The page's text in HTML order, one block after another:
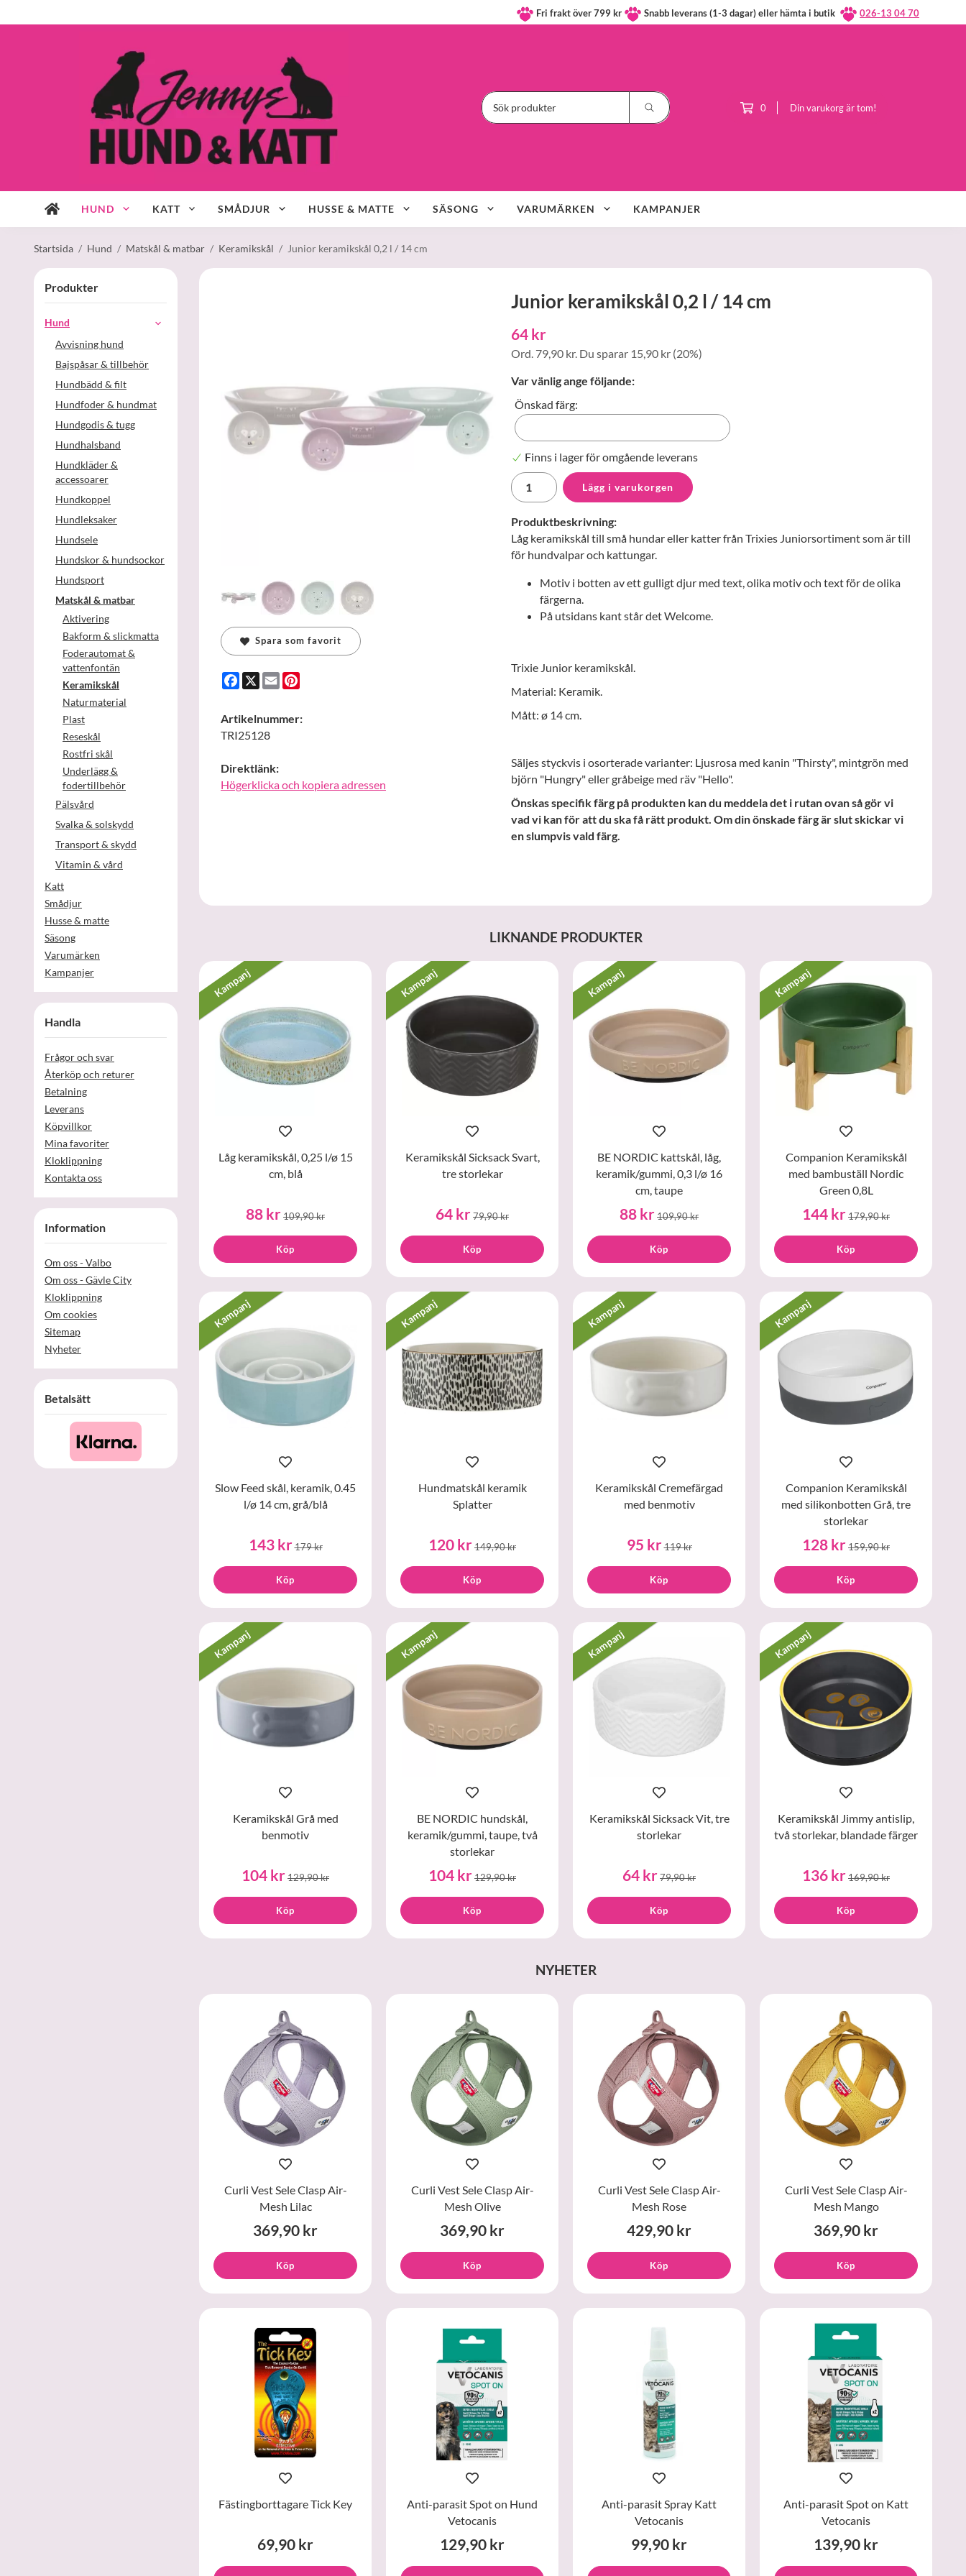
Fri frakt över 799 kr Snabb leverans (1-3 dagar) eller hämta i butik 026-13 04 70
0 Din varukorg är tom!
HUND KATT SMÅDJUR HUSSE & MATTE SÄSONG VARUMÄRKEN KAMPANJER
Startsida / Hund / Matskål & matbar / Keramikskål / Junior keramikskål 0,2 l / 14 cm
Produkter
Hund
Avvisning hund
Bajspåsar & tillbehör
Hundbädd & filt
Hundfoder & hundmat
Hundgodis & tugg
Hundhalsband
Hundkläder &
accessoarer
Hundkoppel
Hundleksaker
Hundsele
Hundskor & hundsockor
Hundsport
Matskål & matbar
Aktivering
Bakform & slickmatta
Foderautomat &
vattenfontän
Keramikskål
Naturmaterial
Plast
Reseskål
Rostfri skål
Underlägg &
fodertillbehör
Pälsvård
Svalka & solskydd
Transport & skydd
Vitamin & vård
Katt
Smådjur
Husse & matte
Säsong
Varumärken
Kampanjer
Handla
Frågor och svar
Återköp och returer
Betalning
Leverans
Köpvillkor
Mina favoriter
Kloklippning
Kontakta oss
Information
Om oss - Valbo
Om oss - Gävle City
Kloklippning
Om cookies
Sitemap
Nyheter
Betalsätt
Junior keramikskål 0,2 l / 14 cm
64 kr
Ord. 79,90 kr. Du sparar 15,90 kr (20%)
Var vänlig ange följande:
Önskad färg:
Finns i lager för omgående leverans
Lägg i varukorgen
Produktbeskrivning:
Låg keramikskål till små hundar eller katter från Trixies Juniorsortiment som är till
för hundvalpar och kattungar.
Motiv i botten av ett gulligt djur med text, olika motiv och text för de olika
färgerna.
På utsidans kant står det Welcome.
Trixie Junior keramikskål.
Material: Keramik.
Mått: ø 14 cm.
Säljes styckvis i osorterade varianter: Ljusrosa med kanin "Thirsty", mintgrön med
björn "Hungry" eller gråbeige med räv "Hello".
Önskas specifik färg på produkten kan du meddela det i rutan ovan så gör vi
vad vi kan för att du ska få rätt produkt. Om din önskade färg är slut skickar vi
en slumpvis vald färg.
Spara som favorit
Facebook
X Email
Artikelnummer:
TRI25128
Direktlänk:
Högerklicka och kopiera adressen
LIKNANDE PRODUKTER
Kampanj
Låg keramikskål, 0,25 l/ø 15
cm, blå
88 kr109,90 kr
Köp
Kampanj
Keramikskål Sicksack Svart,
tre storlekar
64 kr79,90 kr
Köp
Kampanj
BE NORDIC kattskål, låg,
keramik/gummi, 0,3 l/ø 16
cm, taupe
88 kr109,90 kr
Köp
Kampanj
Companion Keramikskål
med bambuställ Nordic
Green 0,8L
144 kr179,90 kr
Köp
Kampanj
Slow Feed skål, keramik, 0.45
l/ø 14 cm, grå/blå
143 kr179 kr
Köp
Kampanj
Hundmatskål keramik
Splatter
120 kr149,90 kr
Köp
Kampanj
Keramikskål Cremefärgad
med benmotiv
95 kr119 kr
Köp
Kampanj
Companion Keramikskål
med silikonbotten Grå, tre
storlekar
128 kr159,90 kr
Köp
Kampanj
Keramikskål Grå med
benmotiv
104 kr129,90 kr
Köp
Kampanj
BE NORDIC hundskål,
keramik/gummi, taupe, två
storlekar
104 kr129,90 kr
Köp
Kampanj
Keramikskål Sicksack Vit, tre
storlekar
64 kr79,90 kr
Köp
Kampanj
Keramikskål Jimmy antislip,
två storlekar, blandade färger
136 kr169,90 kr
Köp
NYHETER
Curli Vest Sele Clasp Air-
Mesh Lilac
369,90 kr
Köp
Curli Vest Sele Clasp Air-
Mesh Olive
369,90 kr
Köp
Curli Vest Sele Clasp Air-
Mesh Rose
429,90 kr
Köp
Curli Vest Sele Clasp Air-
Mesh Mango
369,90 kr
Köp
Fästingborttagare Tick Key
69,90 kr
Anti-parasit Spot on Hund
Vetocanis
129,90 kr
Anti-parasit Spray Katt
Vetocanis
99,90 kr
Anti-parasit Spot on Katt
Vetocanis
139,90 kr